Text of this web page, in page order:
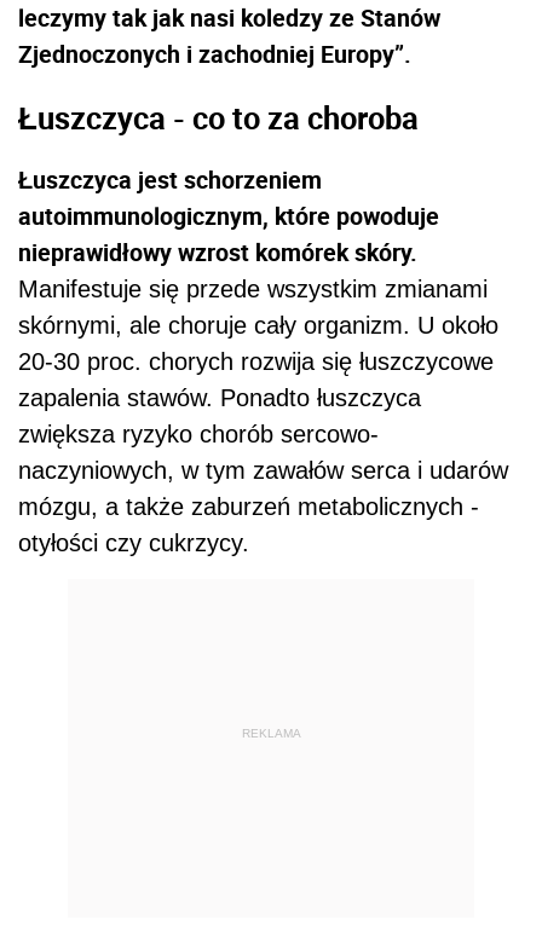
leczymy tak jak nasi koledzy ze Stanów
Zjednoczonych i zachodniej Europy”.
Łuszczyca - co to za choroba
Łuszczyca jest schorzeniem
autoimmunologicznym, które powoduje
nieprawidłowy wzrost komórek skóry.
Manifestuje się przede wszystkim zmianami
skórnymi, ale choruje cały organizm. U około
20-30 proc. chorych rozwija się łuszczycowe
zapalenia stawów. Ponadto łuszczyca
zwiększa ryzyko chorób sercowo-
naczyniowych, w tym zawałów serca i udarów
mózgu, a także zaburzeń metabolicznych -
otyłości czy cukrzycy.
REKLAMA